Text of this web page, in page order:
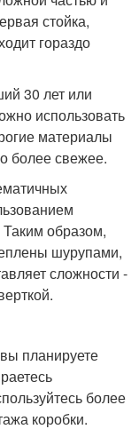
стойка,
гораздо
30 лет или
использовать
материалы
более свежее.
образом,
шурупами,
сложности -
планируете
более
коробки.